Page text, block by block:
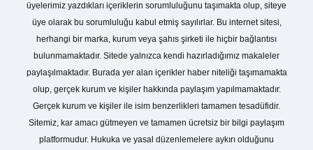
üyelerimiz yazdıkları içeriklerin sorumluluğunu taşımakta olup, siteye
üye olarak bu sorumluluğu kabul etmiş sayılırlar. Bu internet sitesi,
herhangi bir marka, kurum veya şahıs şirketi ile hiçbir bağlantısı
bulunmamaktadır. Sitede yalnızca kendi hazırladığımız makaleler
paylaşılmaktadır. Burada yer alan içerikler haber niteliği taşımamakta
olup, gerçek kurum ve kişiler hakkında paylaşım yapılmamaktadır.
Gerçek kurum ve kişiler ile isim benzerlikleri tamamen tesadüfidir.
Sitemiz, kar amacı gütmeyen ve tamamen ücretsiz bir bilgi paylaşım
platformudur. Hukuka ve yasal düzenlemelere aykırı olduğunu